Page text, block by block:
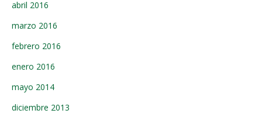
abril 2016
marzo 2016
febrero 2016
enero 2016
mayo 2014
diciembre 2013